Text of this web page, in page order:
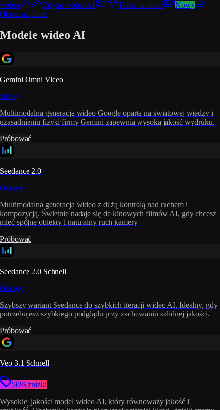
wideo
Edytor wideo AI Tekst na obraz
Nowy
Obraz na obraz
Modele wideo AI
Gemini Omni Video
Nowy
Multimodalna generacja wideo Google oparta na światowej wiedzy i
uzasadnieniu fizyki firmy Gemini zapewnia wysoką jakość wydruku.
Próbować
Seedance 2.0
Gorący
Multimodalna generacja wideo z dużą kontrolą nad ruchem i
kompozycją. Świetnie nadaje się do kinowych filmów AI, gdy chcesz
mieć spójne obiekty i naturalny ruch kamery.
Próbować
Seedance 2.0 Schnell
Gorący
Szybszy wariant Seedance do szybkich iteracji wideo AI. Idealny, gdy
potrzebujesz szybkiego podglądu przy zachowaniu solidnej jakości.
Próbować
Veo 3.1 Schnell
50% zniżki
Wysokiej jakości model wideo AI, który równoważy jakość i